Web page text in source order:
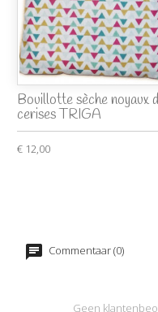
Bouillotte sèche noyaux
cerises TRIGA
€ 12,00
Commentaar (0)
Geen